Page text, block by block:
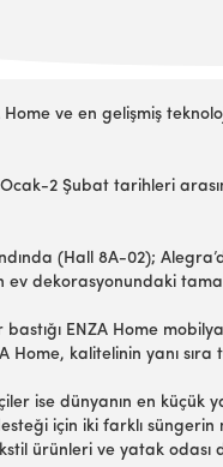
ve en gelişmiş
2 Şubat tarihleri
(Hall 8A-02);
ev dekorasyonundaki
bastığı ENZA Home
kalitelinin yanı
ise dünyanın en küçük
için iki farklı
ürünleri ve yatak odası